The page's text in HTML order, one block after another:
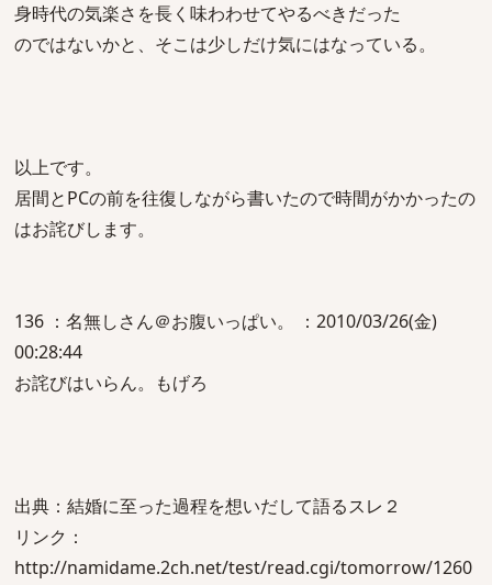
身時代の気楽さを長く味わわせてやるべきだった
のではないかと、そこは少しだけ気にはなっている。
以上です。
居間とPCの前を往復しながら書いたので時間がかかったの
はお詫びします。
136 ：名無しさん＠お腹いっぱい。 ：2010/03/26(金)
00:28:44
お詫びはいらん。もげろ
出典：結婚に至った過程を想いだして語るスレ２
リンク：
http://namidame.2ch.net/test/read.cgi/tomorrow/1260